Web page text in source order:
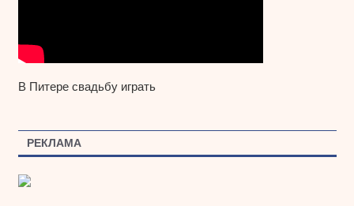
В Питере свадьбу играть
РЕКЛАМА